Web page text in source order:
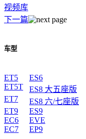
视频库
下一篇
车型
ET5
ET5T
ET7
ET9
EC6
EC7
ES6
ES8 大五座版
ES8 六/七座版
ES9
EVE
EP9